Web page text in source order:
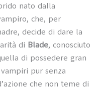
nato dalla
che, per
decide di dare la
di Blade, conosciuto
di possedere gran
pur senza
che non teme di